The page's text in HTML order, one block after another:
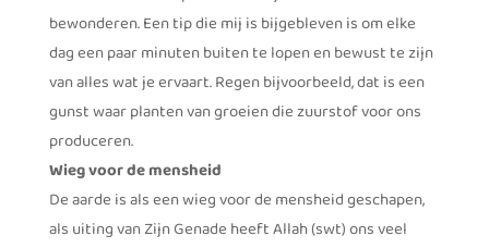
bewonderen. Een tip die mij is bijgebleven is om elke
dag een paar minuten buiten te lopen en bewust te zijn
van alles wat je ervaart. Regen bijvoorbeeld, dat is een
gunst waar planten van groeien die zuurstof voor ons
produceren.
Wieg voor de mensheid
De aarde is als een wieg voor de mensheid geschapen,
als uiting van Zijn Genade heeft Allah (swt) ons veel